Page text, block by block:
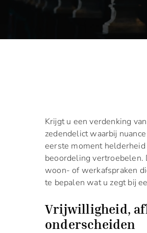
Krijgt u een verdenking
zedendelict waarbij
eerste moment helderheid
beoordeling vertroebelen.
woon- of werkafspraken
te bepalen wat u zegt bij
Vrijwilligheid,
onderscheiden